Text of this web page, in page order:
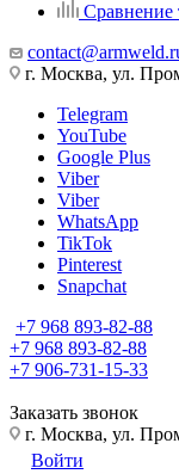
Сравнение
г. Москва, ул.
Telegram
YouTube
Google Plus
Viber
Viber
WhatsApp
TikTok
Pinterest
Snapchat
+7 968 893-82-88
+7 968 893-82-88
+7 906-731-15-33
Заказать звонок
г. Москва, ул.
Войти